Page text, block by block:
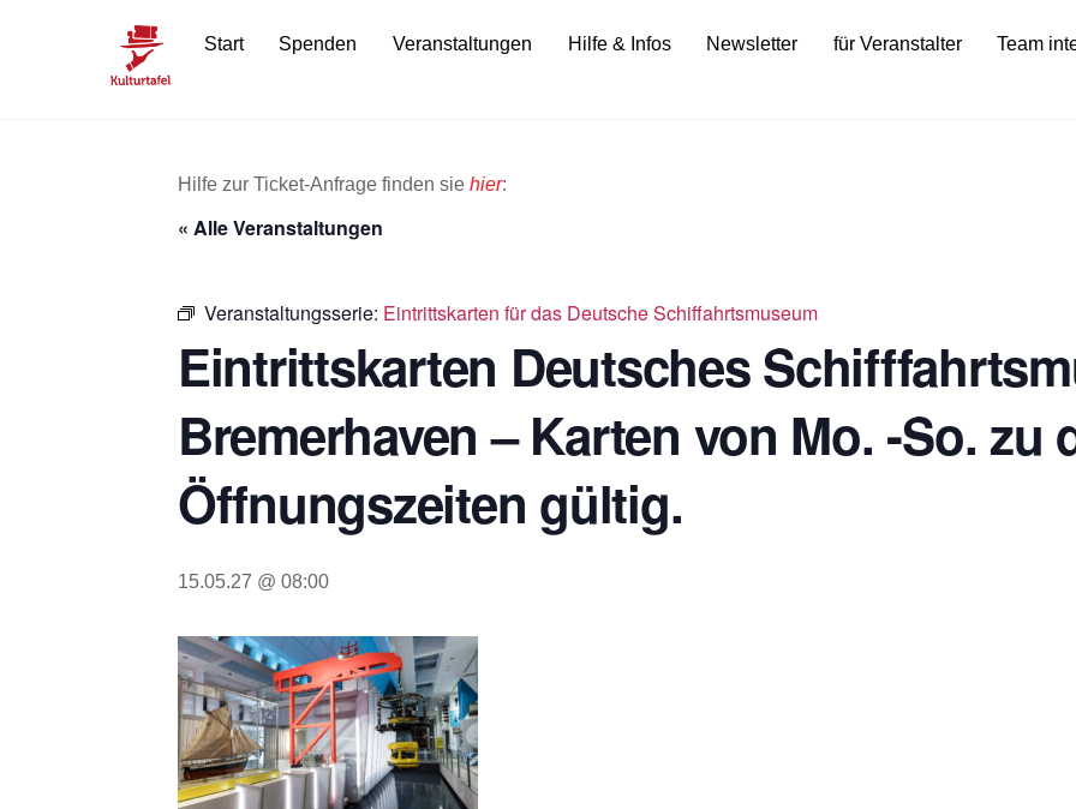
Start Spenden Veranstaltungen Hilfe & Infos Newsletter für Veranstalter Team
Hilfe zur Ticket-Anfrage finden sie hier:
« Alle Veranstaltungen
Veranstaltungsserie: Eintrittskarten für das Deutsche Schiffahrtsmuseum
Eintrittskarten Deutsches
Bremerhaven – Karten von Mo. -So. zu
Öffnungszeiten gültig.
15.05.27 @ 08:00